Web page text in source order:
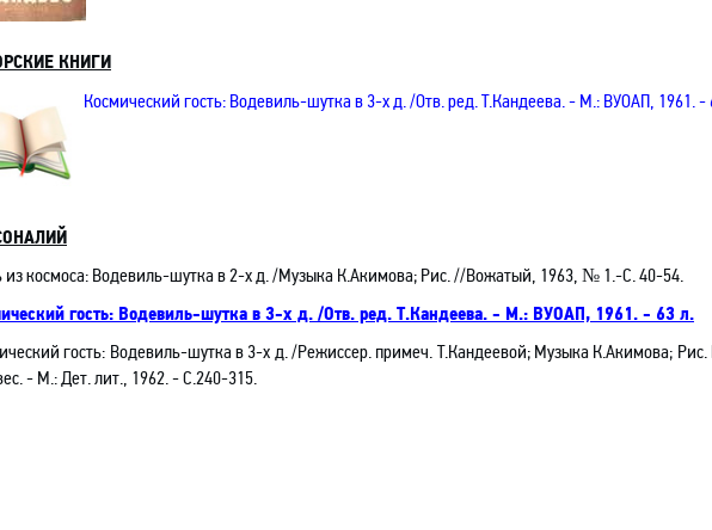
КНИГИ
Космический гость: Водевиль-шутка в 3-х д. /Отв. ред. Т.Кандеева. - М.: ВУОАП, 1961. -
из космоса: Водевиль-шутка в 2-х д. /Музыка К.Акимова; Рис. //Вожатый, 1963, № 1.-С. 40-54.
гость: Водевиль-шутка в 3-х д. /Отв. ред. Т.Кандеева. - М.: ВУОАП, 1961. - 63 л.
гость: Водевиль-шутка в 3-х д./Режиссер. примеч. Т.Кандеевой; Музыка К.Акимова;
- М.: Дет. лит., 1962. - С.240-315.